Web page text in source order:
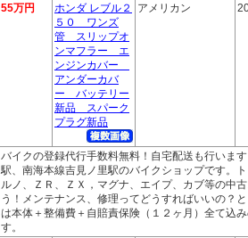
55万円
ホンダ レブル２
５０ ワンズ
管 スリップオ
ンマフラー エ
ンジンカバー
アンダーカバ
ー バッテリー
新品 スパーク
プラグ新品
アメリカン
バイクの登録代行手数料無料！自宅配送も行いま
駅、南海本線吉見ノ里駅のバイクショップです。
ルノ、ＺＲ、ＺＸ，マグナ、エイプ、カブ等の中
う！メンテナンス、修理ってどうすればいいの？
は本体＋整備費＋自賠責保険（１２ヶ月）全て込
す。